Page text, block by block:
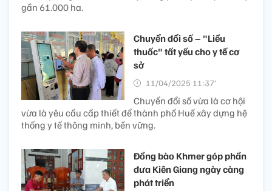
gần 61.000 ha.
Chuyển đổi số – "Liều
thuốc" tất yếu cho y tế cơ
sở
11/04/2025 11:37’
Chuyển đổi số vừa là cơ hội
vừa là yêu cầu cấp thiết để thành phố Huế xây dựng hệ
thống y tế thông minh, bền vững.
Đồng bào Khmer góp phần
đưa Kiên Giang ngày càng
phát triển